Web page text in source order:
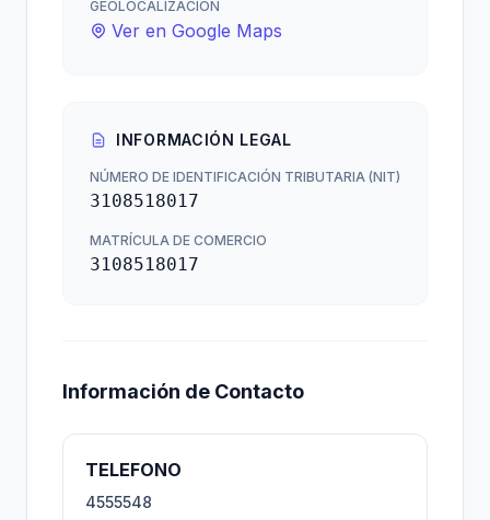
GEOLOCALIZACIÓN
Ver en Google Maps
INFORMACIÓN LEGAL
NÚMERO DE IDENTIFICACIÓN TRIBUTARIA (NIT)
3108518017
MATRÍCULA DE COMERCIO
3108518017
Información de Contacto
TELEFONO
4555548